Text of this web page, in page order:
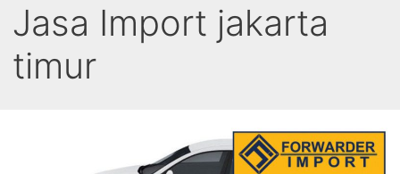
Jasa Import jakarta
timur